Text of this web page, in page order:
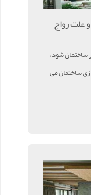
علت رواج
ساختمان شود ،
ساختمان می